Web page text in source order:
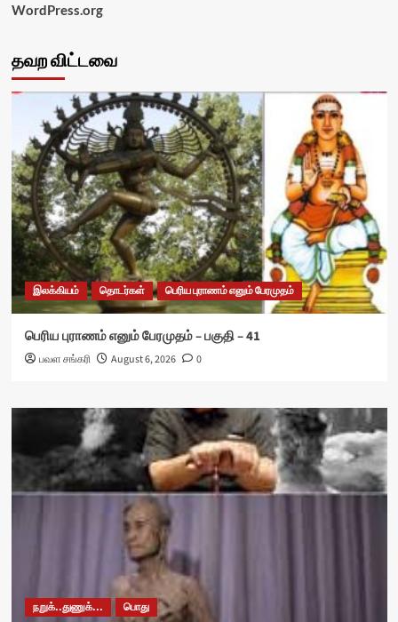
WordPress.org
தவற விட்டவை
இலக்கியம் தொடர்கள் பெரிய புராணம் எனும் பேரமுதம்
பெரிய புராணம் எனும் பேரமுதம் – பகுதி – 41
பவள சங்கரி August 6, 2026 0
நறுக்..துணுக்... பொது